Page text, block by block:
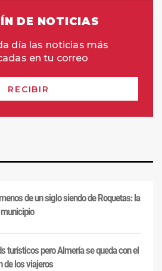
de un siglo siendo de Roquetas: la
turísticos pero Almería se queda con el
de los viajeros